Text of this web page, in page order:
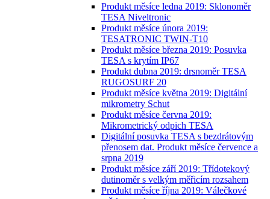
Produkt měsíce ledna 2019: Sklonoměr
TESA Niveltronic
Produkt měsíce února 2019:
TESATRONIC TWIN-T10
Produkt měsíce března 2019: Posuvka
TESA s krytím IP67
Produkt dubna 2019: drsnoměr TESA
RUGOSURF 20
Produkt měsíce května 2019: Digitální
mikrometry Schut
Produkt měsíce června 2019:
Mikrometrický odpich TESA
Digitální posuvka TESA s bezdrátovým
přenosem dat. Produkt měsíce července a
srpna 2019
Produkt měsíce září 2019: Třídotekový
dutinoměr s velkým měřicím rozsahem
Produkt měsíce října 2019: Válečkové